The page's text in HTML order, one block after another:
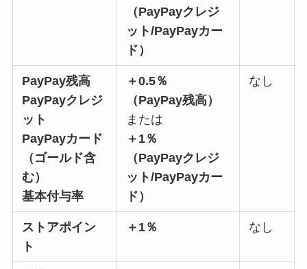
（PayPayクレジ
ット/PayPayカー
ド）
PayPay残高
PayPayクレジ
ット
PayPayカード
（ゴールド含
む）
基本付与率
＋0.5％
（PayPay残高）
または
＋1％
（PayPayクレジ
ット/PayPayカー
ド）
なし
ストアポイン
ト
＋1％ なし